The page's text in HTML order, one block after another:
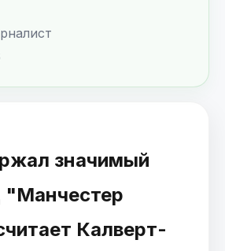
значимый
"Манчестер
Калверт-